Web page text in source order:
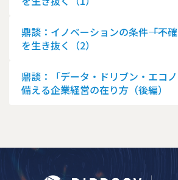
鼎談：イノベーションの条件――「不
を生き抜く（2）
鼎談：「データ・ドリブン・エコ
備える企業経営の在り方（後編）